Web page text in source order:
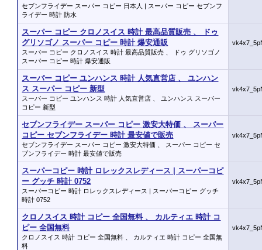
セブンフライデー スーパー コピー 日本人 | スーパー コピー セブンフ
ライデー 時計 防水
スーパー コピー クロノスイス 時計 最高品質販売 、 ドゥ
グリソゴノ スーパー コピー 時計 爆安通販
スーパー コピー クロノスイス 時計 最高品質販売 、 ドゥ グリソゴノ
スーパー コピー 時計 爆安通販
スーパー コピー ユンハンス 時計 人気直営店 、 ユンハン
ス スーパー コピー 新型
スーパー コピー ユンハンス 時計 人気直営店 、 ユンハンス スーパー
コピー 新型
セブンフライデー スーパー コピー 激安大特価 、 スーパー
コピー セブンフライデー 時計 最安値で販売
セブンフライデー スーパー コピー 激安大特価 、 スーパー コピー セ
ブンフライデー 時計 最安値で販売
スーパーコピー 時計 ロレックスレディース | スーパーコピ
ー グッチ 時計 0752
スーパーコピー 時計 ロレックスレディース | スーパーコピー グッチ
時計 0752
クロノスイス 時計 コピー 全国無料 、 カルティエ 時計 コ
ピー 全国無料
クロノスイス 時計 コピー 全国無料 、 カルティエ 時計 コピー 全国無
料